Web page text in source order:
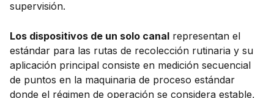
supervisión.
Los dispositivos de un solo canal representan el
estándar para las rutas de recolección rutinaria y su
aplicación principal consiste en medición secuencial
de puntos en la maquinaria de proceso estándar
donde el régimen de operación se considera estable,